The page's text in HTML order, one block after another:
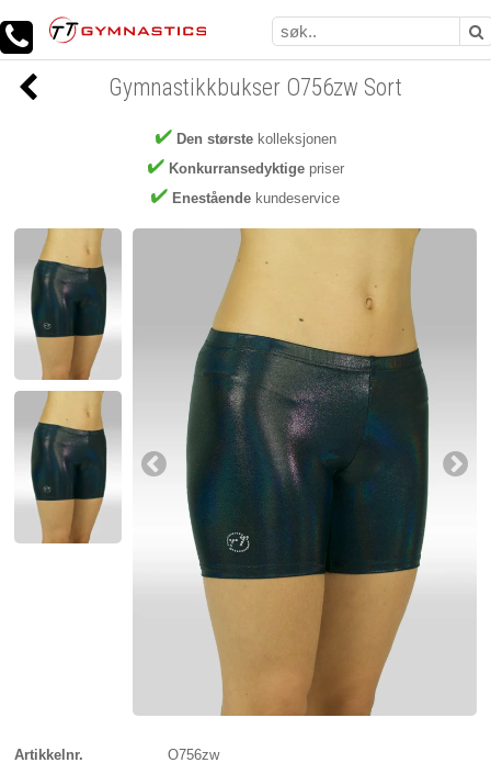
Den størstekolleksjonen
Konkurransedyktigepriser
Enestående kundeservice
Gymnastikkbukser O756zw Sort
Artikkelnr.
O756zw